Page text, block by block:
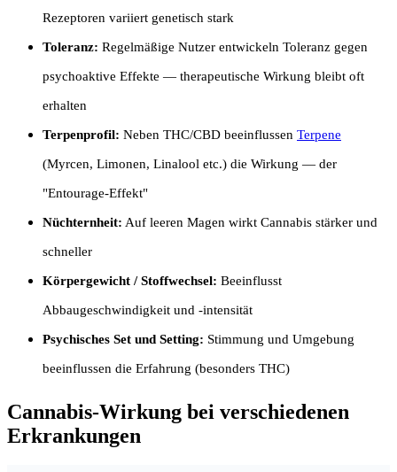
Rezeptoren variiert genetisch stark
Toleranz: Regelmäßige Nutzer entwickeln Toleranz gegen
psychoaktive Effekte — therapeutische Wirkung bleibt oft
erhalten
Terpenprofil: Neben THC/CBD beeinflussen Terpene
(Myrcen, Limonen, Linalool etc.) die Wirkung — der
"Entourage-Effekt"
Nüchternheit: Auf leeren Magen wirkt Cannabis stärker und
schneller
Körpergewicht / Stoffwechsel: Beeinflusst
Abbaugeschwindigkeit und -intensität
Psychisches Set und Setting: Stimmung und Umgebung
beeinflussen die Erfahrung (besonders THC)
Cannabis-Wirkung bei verschiedenen
Erkrankungen